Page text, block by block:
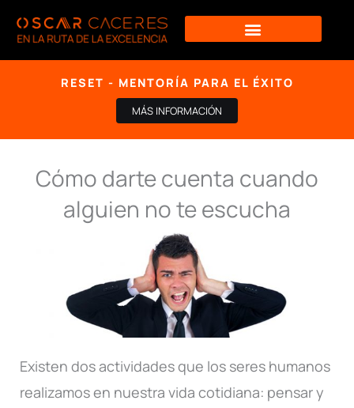
contenido
RESET - MENTORÍA PARA EL ÉXITO
MÁS INFORMACIÓN
Cómo darte cuenta cuando
alguien no te escucha
Existen dos actividades que los seres humanos
realizamos en nuestra vida cotidiana: pensar y